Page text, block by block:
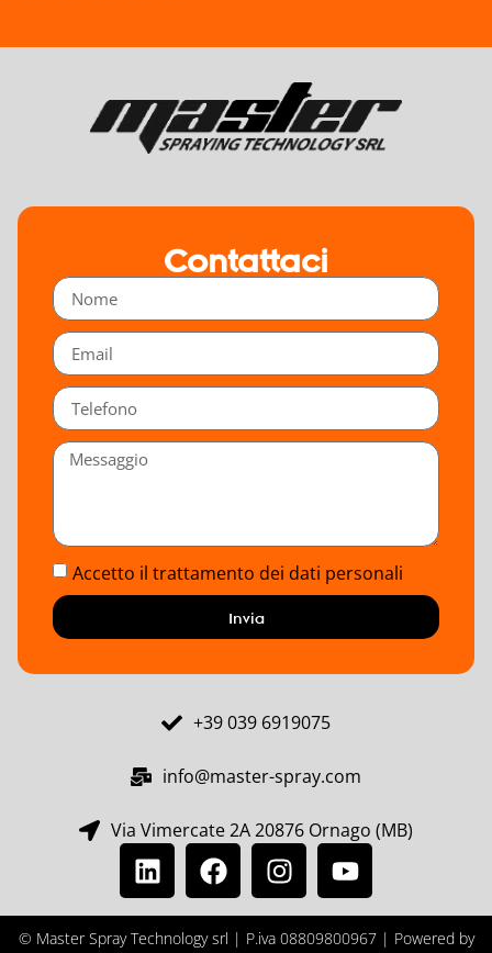
Contattaci
Accetto il trattamento dei dati personali
Invia
+39 039 6919075
info@master-spray.com
Via Vimercate 2A 20876 Ornago (MB)
© Master Spray Technology srl | P.iva 08809800967 | Powered by